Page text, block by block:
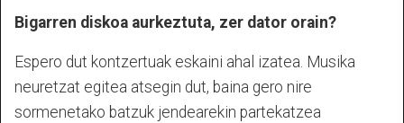
Bigarren diskoa aurkeztuta, zer dator orain?
Espero dut kontzertuak eskaini ahal izatea. Musika
neuretzat egitea atsegin dut, baina gero nire
sormenetako batzuk jendearekin partekatzea